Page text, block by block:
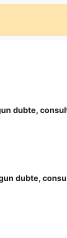
dubte,
dubte,